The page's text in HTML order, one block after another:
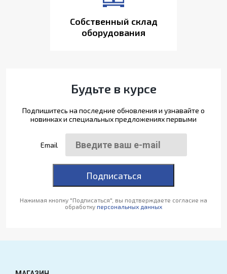
Собственный склад
оборудования
Будьте в курсе
Подпишитесь на последние обновления и узнавайте о
новинках и специальных предложениях первыми
Email
Подписаться
Нажимая кнопку "Подписаться", вы подтверждаете согласие на
обработку персональных данных